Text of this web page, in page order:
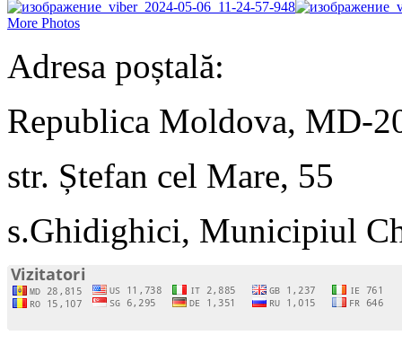
More Photos
Adresa poștală:
Republica Moldova, MD-
str. Ștefan cel Mare, 55
s.Ghidighici, Municipiul